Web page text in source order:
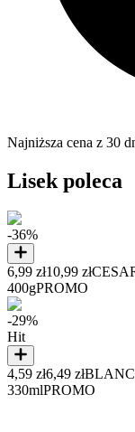
Najniższa cena z 30
Lisek poleca
-36%
6,99 zł10,99 zł
400gPROMO
-29%
Hit
4,59 zł6,49 zł
330mlPROMO